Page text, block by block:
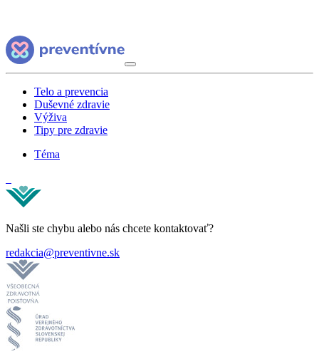
Telo a prevencia
Duševné zdravie
Výživa
Tipy pre zdravie
Téma
Našli ste chybu alebo nás chcete kontaktovať?
redakcia@preventivne.sk